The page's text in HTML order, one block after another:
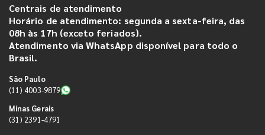
Centrais de atendimento
Horário de atendimento: segunda a sexta-feira, das
08h às 17h (exceto feriados).
Atendimento via WhatsApp disponível para todo o
Brasil.
São Paulo
(11) 4003-9879
Minas Gerais
(31) 2391-4791